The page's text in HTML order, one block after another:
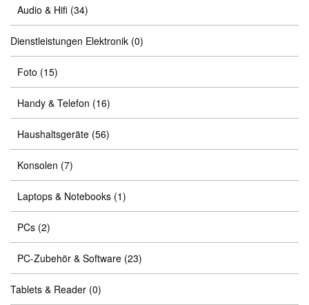
Audio & Hifi (34)
Dienstleistungen Elektronik (0)
Foto (15)
Handy & Telefon (16)
Haushaltsgeräte (56)
Konsolen (7)
Laptops & Notebooks (1)
PCs (2)
PC-Zubehör & Software (23)
Tablets & Reader (0)